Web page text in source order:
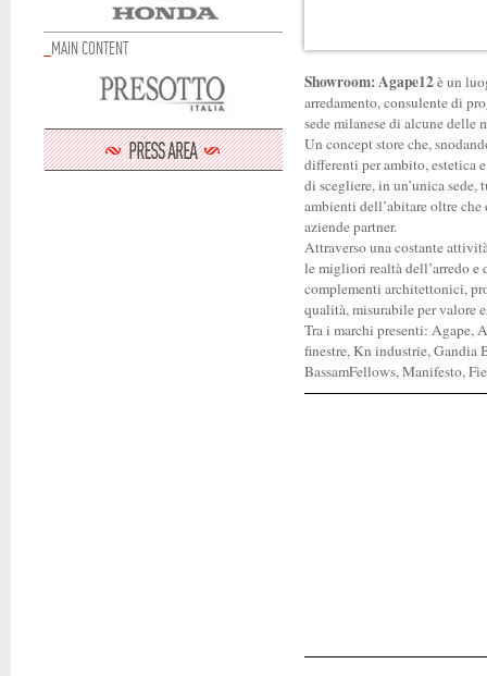
MAIN CONTENT
Showroom:Agape12è un
arredamento, consulente di
sede milanese di alcune delle
Un concept store che,
differenti per ambito, estetica
di scegliere, in un’unica
ambienti dell’abitare oltre
aziende partner.
Attraverso una costante
le migliori realtà dell’arredo e
complementi architettonici,
qualità, misurabile per valore
Tra i marchi presenti: Agape,
finestre, Kn industrie,
BassamFellows, Manifesto,